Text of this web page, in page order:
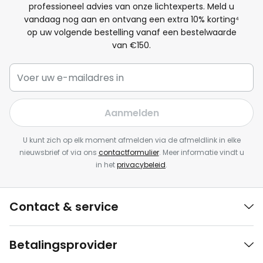
professioneel advies van onze lichtexperts. Meld u
vandaag nog aan en ontvang een extra 10% korting⁴
op uw volgende bestelling vanaf een bestelwaarde
van €150.
Aanmelden
U kunt zich op elk moment afmelden via de afmeldlink in elke
nieuwsbrief of via ons contactformulier. Meer informatie vindt u
in hetprivacybeleid.
Contact & service
Betalingsprovider